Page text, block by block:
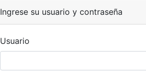
Ingrese su usuario y contraseña
Usuario